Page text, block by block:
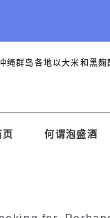
群岛各地以大米和黑麹
页 何谓泡盛酒